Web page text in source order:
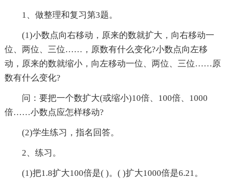
1、做整理和复习第3题。
(1)小数点向右移动，原来的数就扩大，向右移动一
位、两位、三位……，原数有什么变化?小数点向左移
动，原来的数就缩小，向左移动一位、两位、三位……原
数有什么变化?
问：要把一个数扩大(或缩小)10倍、100倍、1000
倍……小数点应怎样移动?
(2)学生练习，指名回答。
2、练习。
(1)把1.8扩大100倍是( )。( )扩大1000倍是6.21。